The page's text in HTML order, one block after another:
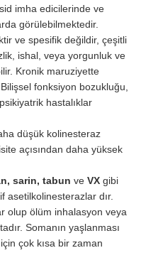
imha edicilerinde ve
görülebilmektedir.
ve spesifik değildir, çeşitli
ishal, veya yorgunluk ve
Kronik maruziyette
fonksiyon bozuklu­ğu,
hastalıklar
düşük kolinesteraz
açısından daha yüksek
sarin, tabun ve VX gibi
asetilkolinesterazlar dır.
olup ölüm inhalasyon veya
Somanın yaşlanması
çok kısa bir zaman